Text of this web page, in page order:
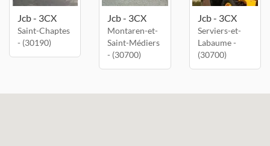
Jcb - 3CX
Saint-Chaptes
- (30190)
Jcb - 3CX
Montaren-et-
Saint-Médiers
- (30700)
Jcb - 3CX
Serviers-et-
Labaume -
(30700)